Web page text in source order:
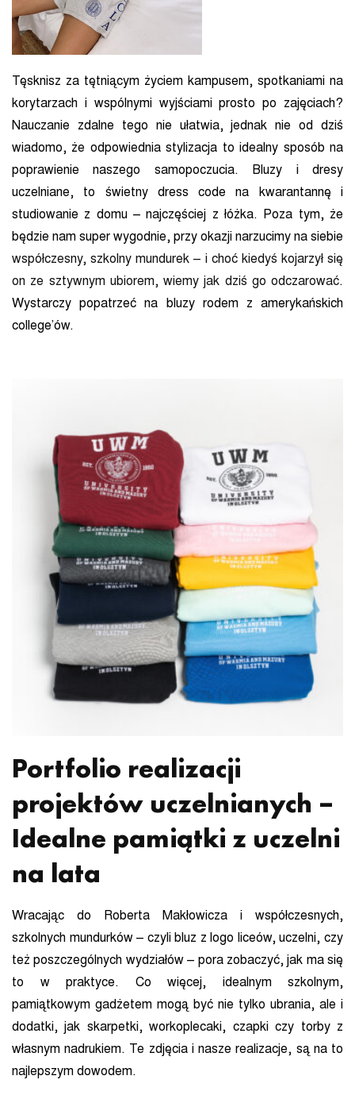
Tęsknisz za tętniącym życiem kampusem, spotkaniami na
korytarzach i wspólnymi wyjściami prosto po zajęciach?
Nauczanie zdalne tego nie ułatwia, jednak nie od dziś
wiadomo, że odpowiednia stylizacja to idealny sposób na
poprawienie naszego samopoczucia. Bluzy i dresy
uczelniane, to świetny dress code na kwarantannę i
studiowanie z domu – najczęściej z łóżka. Poza tym, że
będzie nam super wygodnie, przy okazji narzucimy na siebie
współczesny, szkolny mundurek – i choć kiedyś kojarzył się
on ze sztywnym ubiorem, wiemy jak dziś go odczarować.
Wystarczy popatrzeć na bluzy rodem z amerykańskich
college’ów.
Portfolio realizacji
projektów uczelnianych –
Idealne pamiątki z uczelni
na lata
Wracając do Roberta Makłowicza i współczesnych,
szkolnych mundurków – czyli bluz z logo liceów, uczelni, czy
też poszczególnych wydziałów – pora zobaczyć, jak ma się
to w praktyce. Co więcej, idealnym szkolnym,
pamiątkowym gadżetem mogą być nie tylko ubrania, ale i
dodatki, jak skarpetki, workoplecaki, czapki czy torby z
własnym nadrukiem. Te zdjęcia i nasze realizacje, są na to
najlepszym dowodem.